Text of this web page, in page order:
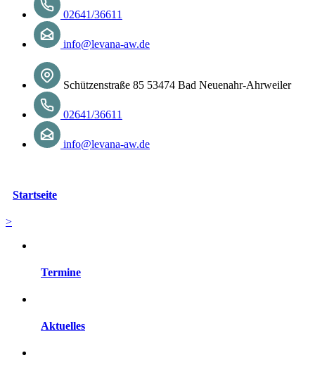
02641/36611
info@levana-aw.de
Schützenstraße 85 53474 Bad Neuenahr-Ahrweiler
02641/36611
info@levana-aw.de
Startseite
>
Termine
Aktuelles